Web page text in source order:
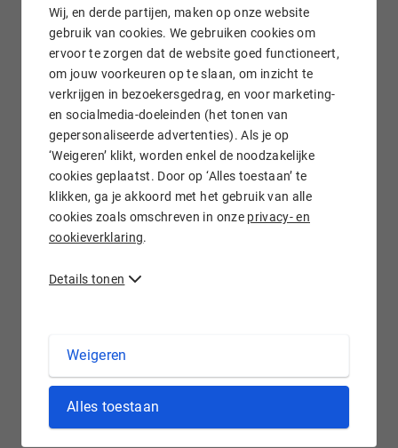
Wij, en derde partijen, maken op onze website
gebruik van cookies. We gebruiken cookies om
ervoor te zorgen dat de website goed functioneert,
om jouw voorkeuren op te slaan, om inzicht te
verkrijgen in bezoekersgedrag, en voor marketing-
en socialmedia-doeleinden (het tonen van
gepersonaliseerde advertenties). Als je op
‘Weigeren’ klikt, worden enkel de noodzakelijke
cookies geplaatst. Door op ‘Alles toestaan’ te
klikken, ga je akkoord met het gebruik van alle
cookies zoals omschreven in onze privacy- en
cookieverklaring.
Details tonen
Weigeren
Alles toestaan
Stuur je domeinnaam kosteloos door naar een site of je
socialmedia-profiel. Het is in enkele klikken geregeld.
Gratis e-mail doorsturen
Wij staan voor je klaar!
.TICKETS domein registreren bij Hostnet
De tijden dat we uren in de rij stonden om een concertkaartje
voor onze favoriete band te bemachtigen, zijn voorgoed
voorbij. De online ticketbusiness groeit nog steeds hard. Met